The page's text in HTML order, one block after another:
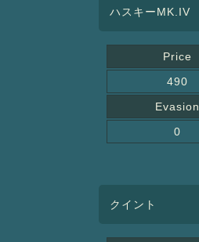
ハスキーMK.IV
Price
490
Evasion
0
クイント